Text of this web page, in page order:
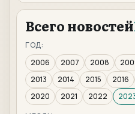
Всего новостей
ГОД:
2006
2007 2008
2013
2014 2015 2016
2020
2021 2022